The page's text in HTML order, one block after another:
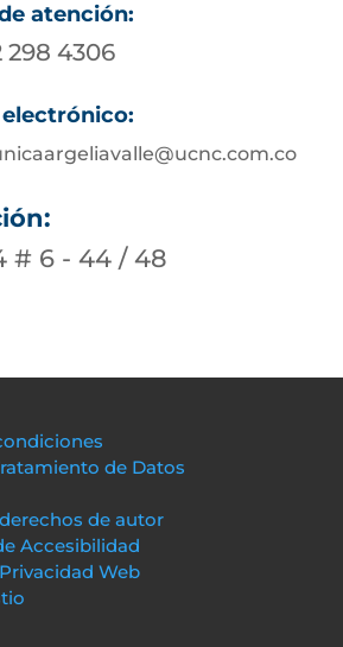
atención:
298 4306
# 6 - 44 / 48
de Datos
de autor
Accesibilidad
Web